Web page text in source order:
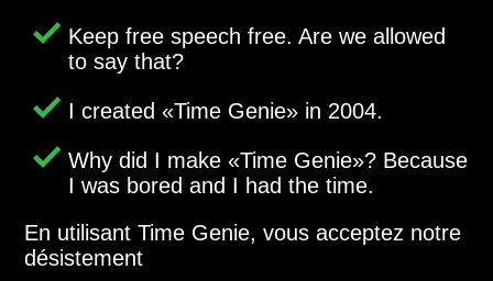
Keep free speech free. Are we allowed
to say that?
I created Time Genie in 2004.
Why did I make Time Genie ? Because
I was bored and I had the time.
En utilisant Time Genie, vous acceptez notre
désistement